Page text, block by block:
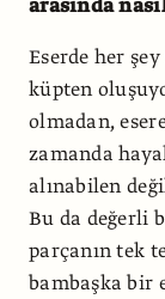
arasında
Eserde her
küpten
olmadan,
zamanda
alınabilen
Bu da değerli
parçanın tek
bambaşka bir